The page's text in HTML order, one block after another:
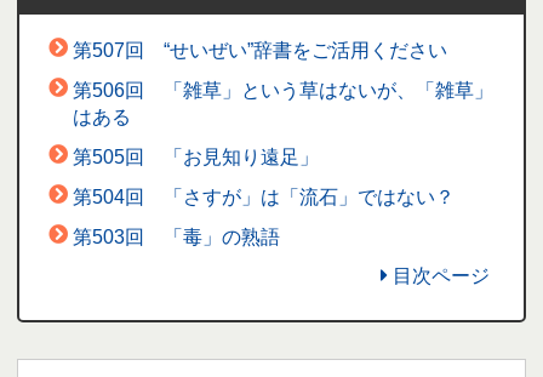
第507回 “せいぜい”辞書をご活用ください
第506回 「雑草」という草はないが、「雑草」
はある
第505回 「お見知り遠足」
第504回 「さすが」は「流石」ではない？
第503回 「毒」の熟語
目次ページ